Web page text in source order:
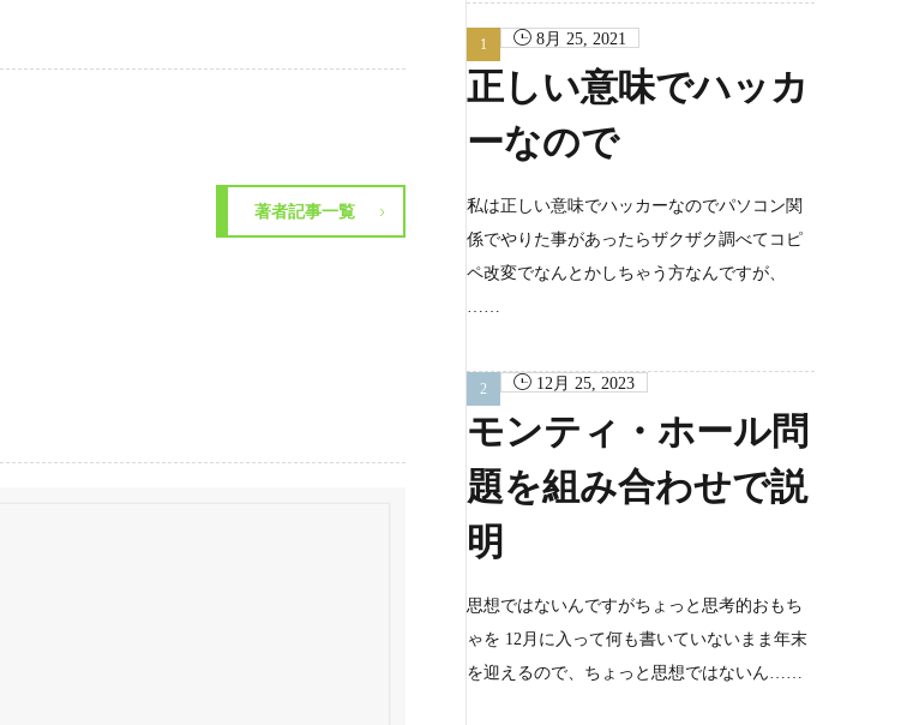
著者記事一覧
8月 25, 2021
正しい意味でハッカ
ーなので
私は正しい意味でハッカーなのでパソコン関
係でやりた事があったらザクザク調べてコピ
ペ改変でなんとかしちゃう方なんですが、
12月 25, 2023
モンティ・ホール問
題を組み合わせで説
明
思想ではないんですがちょっと思考的おもち
ゃを 12月に入って何も書いていないまま年末
を迎えるので、ちょっと思想ではないん……